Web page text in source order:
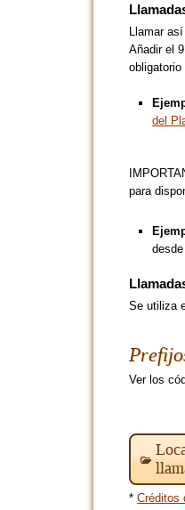
Llamar
Añadir el
del
para
Se utiliza
Ver los
*Créditos